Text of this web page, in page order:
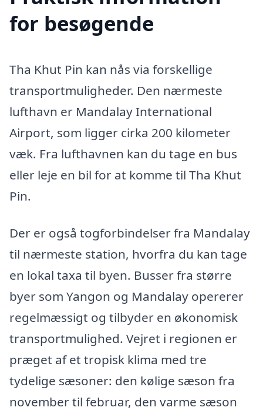
for besøgende
Tha Khut Pin kan nås via forskellige
transportmuligheder. Den nærmeste
lufthavn er Mandalay International
Airport, som ligger cirka 200 kilometer
væk. Fra lufthavnen kan du tage en bus
eller leje en bil for at komme til Tha Khut
Pin.
Der er også togforbindelser fra Mandalay
til nærmeste station, hvorfra du kan tage
en lokal taxa til byen. Busser fra større
byer som Yangon og Mandalay opererer
regelmæssigt og tilbyder en økonomisk
transportmulighed. Vejret i regionen er
præget af et tropisk klima med tre
tydelige sæsoner: den kølige sæson fra
november til februar, den varme sæson